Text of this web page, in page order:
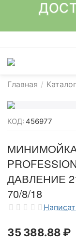
Главная / Каталог
КОД: 456977
МИНИМОЙКА
ДАВЛЕНИЕ
70/8/18
35 388.88 ₽